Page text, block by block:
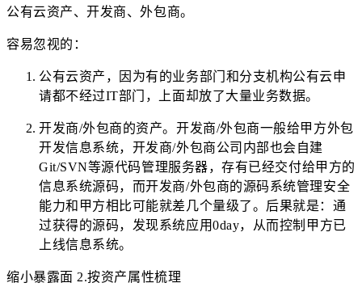
公有云资产、开发商、外包商。
容易忽视的：
公有云资产，因为有的业务部门和分支机构公有云申
请都不经过IT部门，上面却放了大量业务数据。
开发商/外包商的资产。开发商/外包商一般给甲方外包
开发信息系统，开发商/外包商公司内部也会自建
Git/SVN等源代码管理服务器，存有已经交付给甲方的
信息系统源码，而开发商/外包商的源码系统管理安全
能力和甲方相比可能就差几个量级了。后果就是：通
过获得的源码，发现系统应用0day，从而控制甲方已
上线信息系统。
缩小暴露面 2.按资产属性梳理